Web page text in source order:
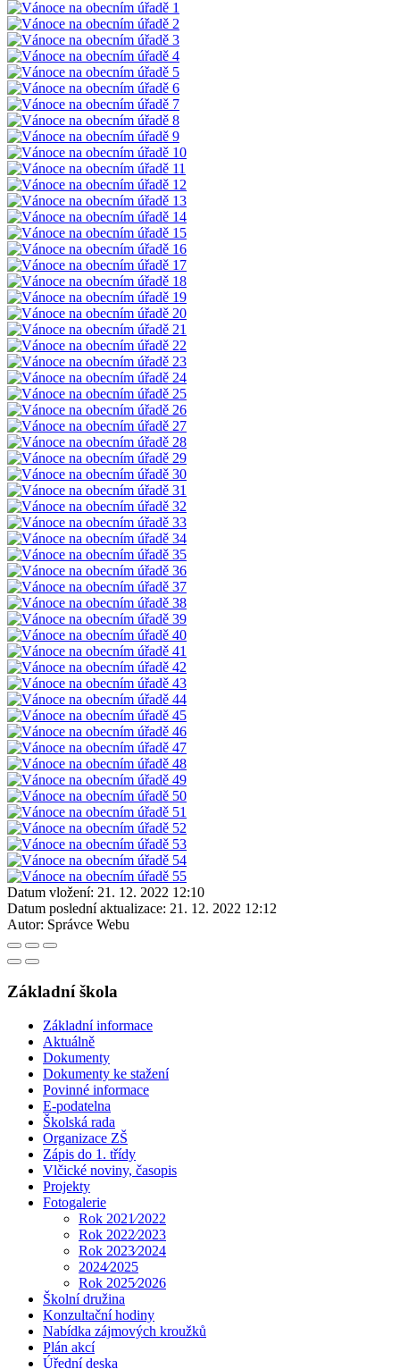
Datum vložení: 21. 12. 2022 12:10
Datum poslední aktualizace: 21. 12. 2022 12:12
Autor: Správce Webu
Základní škola
Základní informace
Aktuálně
Dokumenty
Dokumenty ke stažení
Povinné informace
E-podatelna
Školská rada
Organizace ZŠ
Zápis do 1. třídy
Vlčické noviny, časopis
Projekty
Fotogalerie
Rok 2021⁄2022
Rok 2022⁄2023
Rok 2023⁄2024
2024⁄2025
Rok 2025⁄2026
Školní družina
Konzultační hodiny
Nabídka zájmových kroužků
Plán akcí
Úřední deska